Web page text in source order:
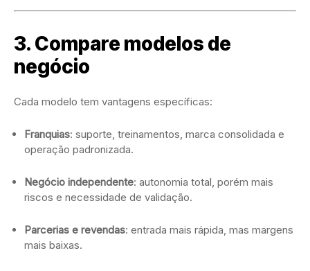
3. Compare modelos de
negócio
Cada modelo tem vantagens específicas:
Franquias: suporte, treinamentos, marca consolidada e
operação padronizada.
Negócio independente: autonomia total, porém mais
riscos e necessidade de validação.
Parcerias e revendas: entrada mais rápida, mas margens
mais baixas.